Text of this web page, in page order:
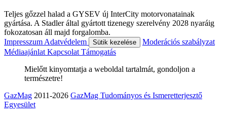
Teljes gőzzel halad a GYSEV új InterCity motorvonatainak
gyártása. A Stadler által gyártott tizenegy szerelvény 2028 nyaráig
fokozatosan áll majd forgalomba.
Impresszum Adatvédelem Sütik kezelése
Moderációs szabályzat
Médiaajánlat Kapcsolat Támogatás
Mielőtt kinyomtatja a weboldal tartalmát, gondoljon a
természetre!
GazMag 2011-2026 GazMag Tudományos és Ismeretterjesztő
Egyesület